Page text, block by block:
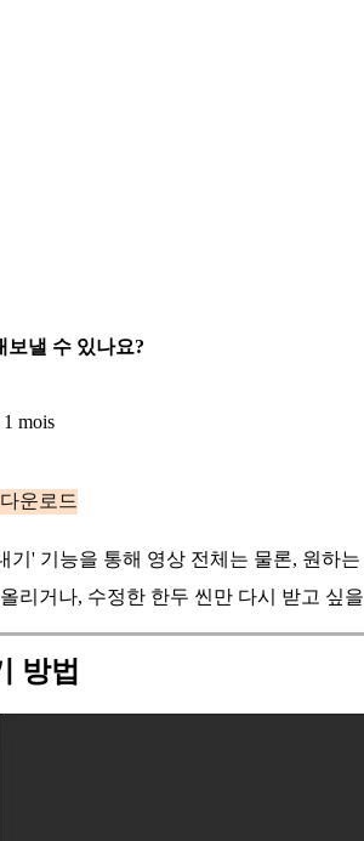
낼 수 있나요?
mois
운로드
기' 기능을 통해 영상 전체는 물론, 원하
리거나, 수정한 한두 씬만 다시 받고 싶
방법